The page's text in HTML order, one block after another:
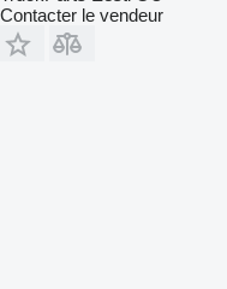
Contacter le vendeur